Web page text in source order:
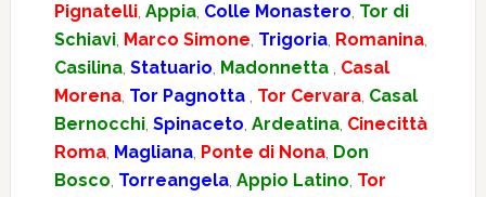
Pignatelli, Appia, Colle Monastero, Tor di
Schiavi, Marco Simone, Trigoria, Romanina,
Casilina, Statuario, Madonnetta , Casal
Morena, Tor Pagnotta , Tor Cervara, Casal
Bernocchi, Spinaceto, Ardeatina, Cinecittà
Roma, Magliana, Ponte di Nona, Don
Bosco, Torreangela, Appio Latino, Tor